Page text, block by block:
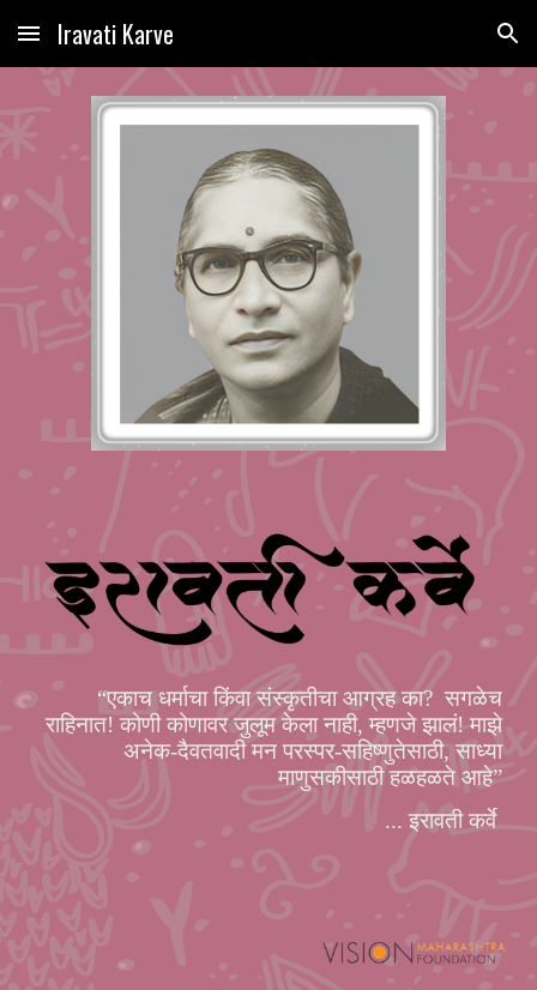
Skip to main content Skip to navigation
Iravati Karve
“एकाच धर्माचा किंवा संस्कृतीचा आग्रह का? सगळेच
राहिनात! कोणी कोणावर जुलूम केला नाही, म्हणजे झालं! माझे
अनेक-दैवतवादी मन परस्पर-सहिष्णुतेसाठी, साध्या
माणुसकीसाठी हळहळते आहे”
... इरावती कर्वे